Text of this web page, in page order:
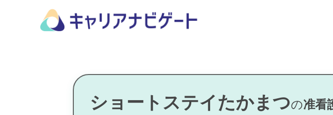
ショートステイたかまつの准看